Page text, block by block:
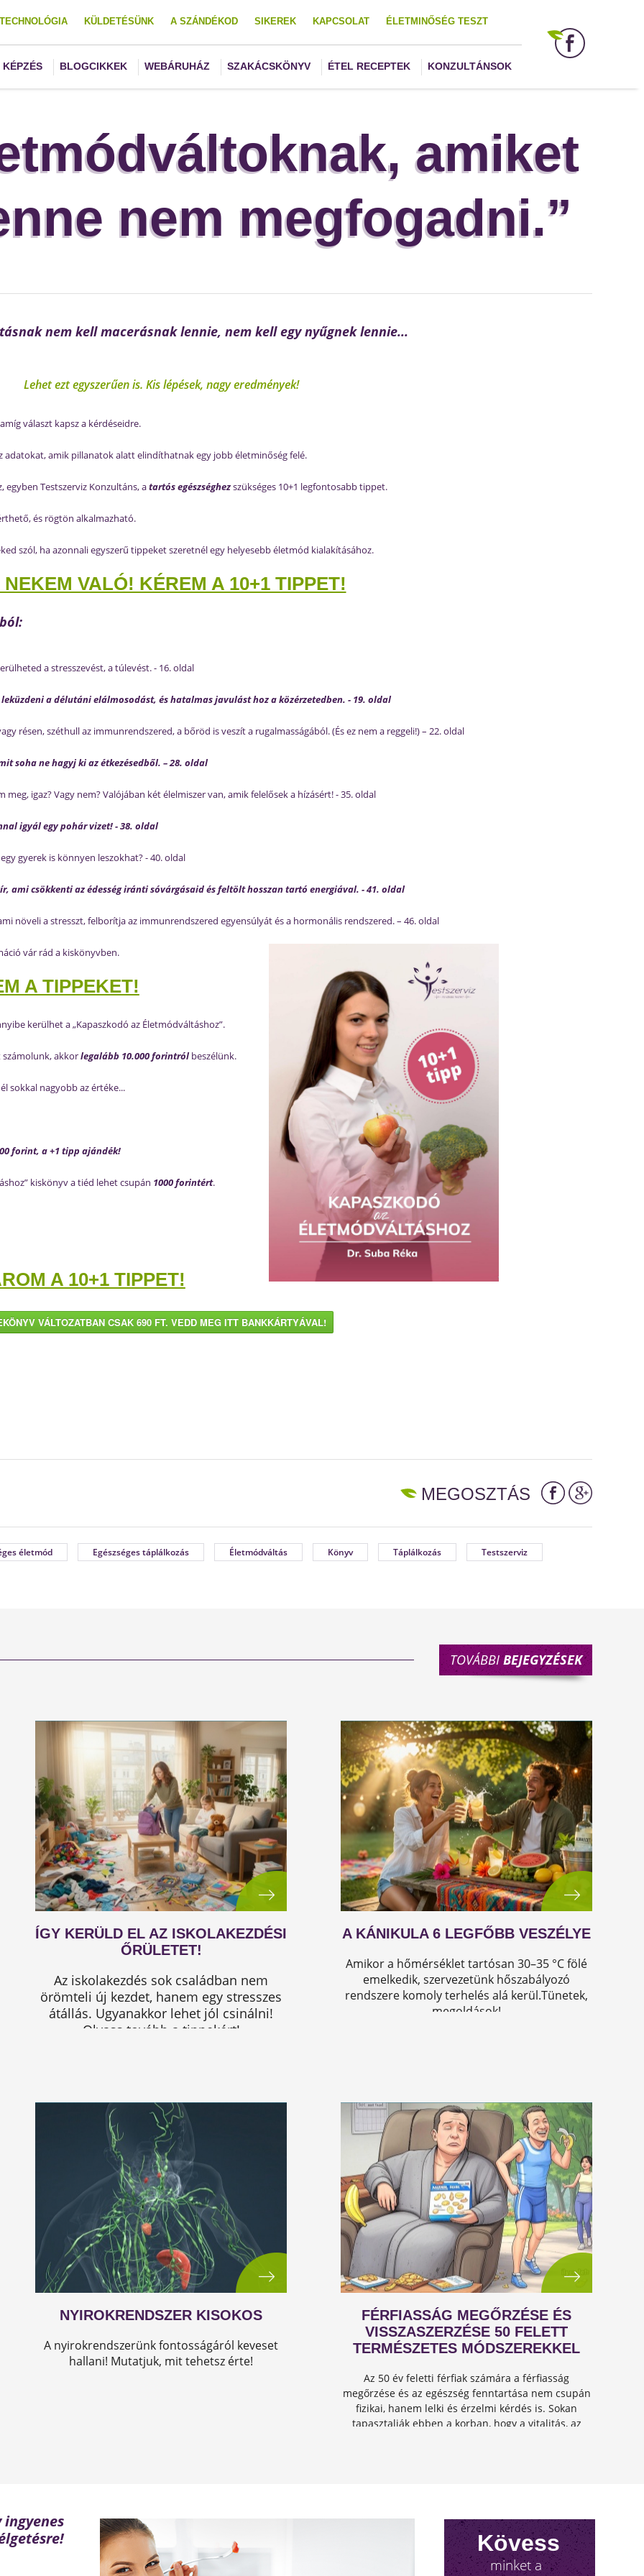
TECHNOLÓGIA KÜLDETÉSÜNK A SZÁNDÉKOD SIKEREK KAPCSOLAT ÉLETMINŐSÉG TESZT
KÉPZÉS BLOGCIKKEK WEBÁRUHÁZ SZAKÁCSKÖNYV ÉTEL RECEPTEK KONZULTÁNSOK
amiket
nem megfogadni.”
nem kell macerásnak lennie, nem kell egy nyűgnek lennie...
Lehet ezt egyszerűen is. Kis lépések, nagy eredmények!
választ kapsz a kérdéseidre.
adatokat, amik pillanatok alatt elindíthatnak egy jobb életminőség felé.
egyben Testszerviz Konzultáns, atartós egészséghezszükséges 10+1 legfontosabb tippet.
és rögtön alkalmazható.
szól, ha azonnali egyszerű tippeket szeretnél egy helyesebb életmód kialakításához.
NEKEM VALÓ! KÉREM A 10+1 TIPPET!
a stresszevést, a túlevést. - 16. oldal
a délutáni elálmosodást, és hatalmasjavulásthoza közérzetedben. - 19. oldal
résen, széthull az immunrendszered, a bőröd is veszít a rugalmasságából. (És ez nem a reggeli!) – 22. oldal
soha ne hagyj ki az étkezésedből. – 28. oldal
meg, igaz? Vagy nem? Valójában két élelmiszer van, amik felelősek a hízásért! - 35. oldal
igyál egy pohár vizet! - 38. oldal
gyerek is könnyen leszokhat? - 40. oldal
ami csökkenti az édesség iránti sóvárgásaid és feltölt hosszan tartó energiával. - 41. oldal
növeli a stresszt, felborítja az immunrendszered egyensúlyát és a hormonális rendszered. – 46. oldal
vár rád a kiskönyvben.
A TIPPEKET!
kerülhet a „Kapaszkodó az Életmódváltáshoz”.
akkorlegalább 10.000 forintrólbeszélünk.
sokkal nagyobb az értéke...
forint, a +1 tipp ajándék!
kiskönyv a tiéd lehet csupán 1000 forintért.
A 10+1 TIPPET!
VÁLTOZATBAN CSAK 690 FT. VEDD MEG ITT BANKKÁRTYÁVAL!
MEGOSZTÁS
életmód Egészséges táplálkozás Életmódváltás Könyv Táplálkozás Testszerviz
TOVÁBBIBEJEGYZÉSEK
ÍGY KERÜLD EL AZ ISKOLAKEZDÉSI
ŐRÜLETET!
Az iskolakezdés sok családban nem
örömteli új kezdet, hanem egy stresszes
átállás. Ugyanakkor lehet jól csinálni!
Olvass tovább a tippekért!
A KÁNIKULA 6 LEGFŐBB VESZÉLYE
Amikor a hőmérséklet tartósan 30–35 °C fölé
emelkedik, szervezetünk hőszabályozó
rendszere komoly terhelés alá kerül.Tünetek,
megoldások!
NYIROKRENDSZER KISOKOS
A nyirokrendszerünk fontosságáról keveset
hallani! Mutatjuk, mit tehetsz érte!
FÉRFIASSÁG MEGŐRZÉSE ÉS
VISSZASZERZÉSE 50 FELETT
TERMÉSZETES MÓDSZEREKKEL
Az 50 év feletti férfiak számára a férfiasság
megőrzése és az egészség fenntartása nem csupán
fizikai, hanem lelki és érzelmi kérdés is. Sokan
tapasztalják ebben a korban, hogy a vitalitás, az
ingyenes
Kövess
minket a